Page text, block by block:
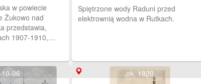
w powiecie
Żukowo nad
przedstawia,
1907-1910,
Spiętrzone wody Raduni przed
elektrownią wodna w Rutkach.
06 ok. 1920